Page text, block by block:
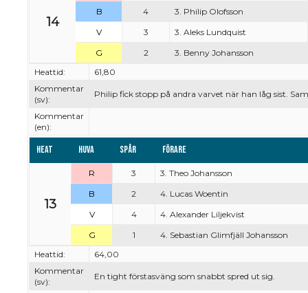
14
B
4
3. Philip Olofsson
V
3
3. Aleks Lundquist
G
2
3. Benny Johansson
Heattid:
61,80
Kommentar
(sv):
Philip fick stopp på andra varvet när han låg sist.
Kommentar
(en):
Heat Huva Spår Förare
13
R 3
3. Theo Johansson
B
2
4. Lucas Woentin
V
4
4. Alexander Liljekvist
G
1
4. Sebastian Glimfjäll Johansson
Heattid:
64,00
Kommentar
(sv):
En tight förstasväng som snabbt spred ut sig.